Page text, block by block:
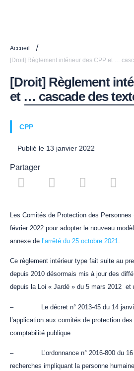
Accueil /
[Droit] Règlement intérieur des CPP et …
[Droit] Règlement
et … cascade des
CPP
Publié le 13 janvier 2022
Partager
Les Comités de Protection des Personnes
février 2022 pour adopter le nouveau
annexe de l’arrêté du 25 octobre 2021.
Ce règlement intérieur type fait suite au
depuis 2010 désormais mis à jour des
depuis la Loi « Jardé » du 5 mars 2012 et
– Le décret n° 2013-45 du 14
l’application aux comités de protection
comptabilité publique
– L’ordonnance n° 2016-800 du 16
recherches impliquant la personne humaine